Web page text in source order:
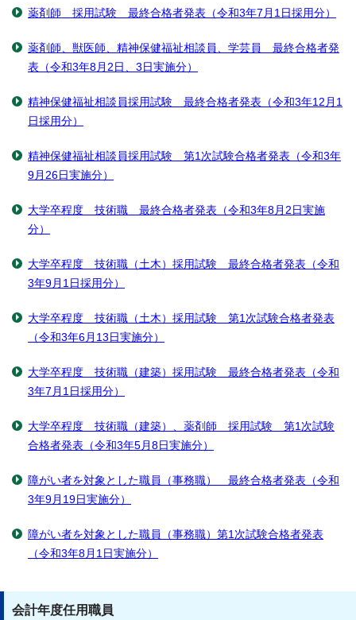
薬剤師 採用試験 最終合格者発表（令和3年7月1日採用分）
薬剤師、獣医師、精神保健福祉相談員、学芸員 最終合格者発
表（令和3年8月2日、3日実施分）
精神保健福祉相談員採用試験 最終合格者発表（令和3年12月1
日採用分）
精神保健福祉相談員採用試験 第1次試験合格者発表（令和3年
9月26日実施分）
大学卒程度 技術職 最終合格者発表（令和3年8月2日実施
分）
大学卒程度 技術職（土木）採用試験 最終合格者発表（令和
3年9月1日採用分）
大学卒程度 技術職（土木）採用試験 第1次試験合格者発表
（令和3年6月13日実施分）
大学卒程度 技術職（建築）採用試験 最終合格者発表（令和
3年7月1日採用分）
大学卒程度 技術職（建築）、薬剤師 採用試験 第1次試験
合格者発表（令和3年5月8日実施分）
障がい者を対象とした職員（事務職） 最終合格者発表（令和
3年9月19日実施分）
障がい者を対象とした職員（事務職）第1次試験合格者発表
（令和3年8月1日実施分）
会計年度任用職員